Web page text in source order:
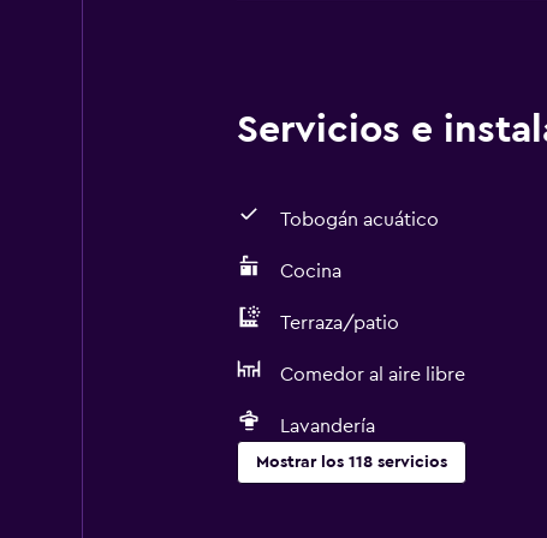
Servicios e
Tobogán acuático
Cocina
Terraza/patio
Comedor al aire libre
Lavandería
Mostrar los 118 servicios